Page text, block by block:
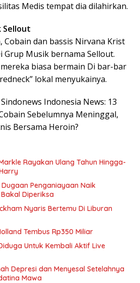
Medis tempat dia dilahirkan.
Sellout
Cobain dan bassis Nirvana Krist
Grup Musik bernama Sellout.
biasa bermain Di bar-bar
lokal menyukainya.
Indonesia News: 13
Sebelumnya Meninggal,
Bersama Heroin?
Rayakan Ulang Tahun Hingga-
Penganiayaan Naik
Diperiksa
Nyaris Bertemu Di Liburan
Tembus Rp350 Miliar
Untuk Kembali Aktif Live
Depresi dan Menyesal Setelahnya
Mawa